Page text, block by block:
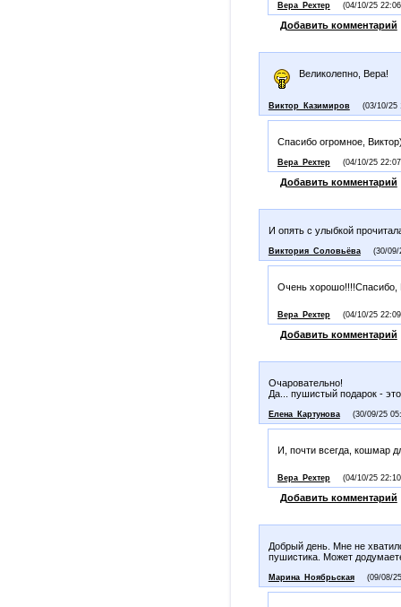
Вера_Рехтер (04/10/25
Добавить комментарий
Великолепно, Вера!
Виктор_Казимиров (03/10/25
Спасибо огромное,
Вера_Рехтер (04/10/25
Добавить комментарий
И опять с улыбкой
Виктория_Соловьёва (30/09/
Очень хорошо!!!!Спасибо,
Вера_Рехтер (04/10/25
Добавить комментарий
Очаровательно!
Да... пушистый подарок -
Елена_Картунова (30/09/25
И, почти всегда, кошмар
Вера_Рехтер (04/10/25
Добавить комментарий
Добрый день. Мне не
пушистика. Может
Марина_Ноябрьская (09/08/